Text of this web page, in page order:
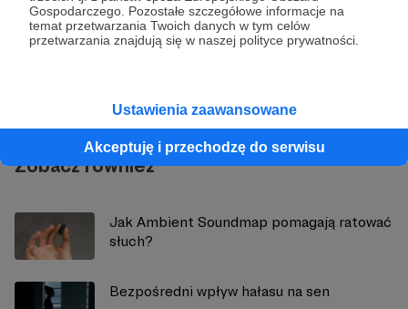
Gospodarczego. Pozostałe szczegółowe informacje na
temat przetwarzania Twoich danych w tym celów
przetwarzania znajdują się w naszej polityce prywatności.
Ustawienia zaawansowane
Akceptuję i przechodzę do serwisu
Dźwięki natury - Ambient Soundmap
Zobacz również
Jak Ambient Soundmap pomagają ratować
słuch?
Bezpośredni wpływ hałasu na sen